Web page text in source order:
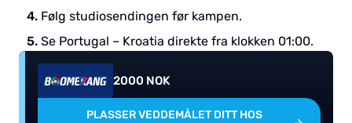
Følg studiosendingen før kampen.
Se Portugal – Kroatia direkte fra klokken 01:00.
2000 NOK
PLASSER VEDDEMÅLET DITT HOS